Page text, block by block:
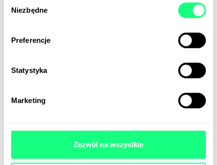
zgody
Niezbędne
Preferencje
Statystyka
Marketing
Zezwól na wszystkie
Premiera planowana jest na 18 czerwca.
📰Microsoft